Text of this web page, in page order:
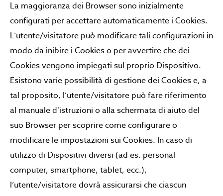
La maggioranza dei Browser sono inizialmente
configurati per accettare automaticamente i Cookies.
L’utente/visitatore può modificare tali configurazioni in
modo da inibire i Cookies o per avvertire che dei
Cookies vengono impiegati sul proprio Dispositivo.
Esistono varie possibilità di gestione dei Cookies e, a
tal proposito, l’utente/visitatore può fare riferimento
al manuale d’istruzioni o alla schermata di aiuto del
suo Browser per scoprire come configurare o
modificare le impostazioni sui Cookies. In caso di
utilizzo di Dispositivi diversi (ad es. personal
computer, smartphone, tablet, ecc.),
l’utente/visitatore dovrà assicurarsi che ciascun